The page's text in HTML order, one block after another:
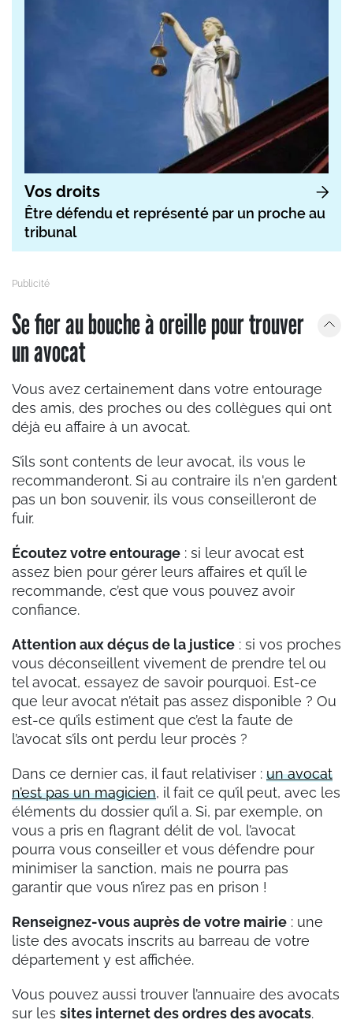
Vos droits
Être défendu et représenté par un proche au
tribunal
Se fier au bouche à oreille pour trouver
un avocat
Vous avez certainement dans votre entourage
des amis, des proches ou des collègues qui ont
déjà eu affaire à un avocat.
S’ils sont contents de leur avocat, ils vous le
recommanderont. Si au contraire ils n'en gardent
pas un bon souvenir, ils vous conseilleront de
fuir.
Écoutez votre entourage : si leur avocat est
assez bien pour gérer leurs affaires et qu’il le
recommande, c’est que vous pouvez avoir
confiance.
Attention aux déçus de la justice : si vos proches
vous déconseillent vivement de prendre tel ou
tel avocat, essayez de savoir pourquoi. Est-ce
que leur avocat n’était pas assez disponible ? Ou
est-ce qu’ils estiment que c’est la faute de
l’avocat s’ils ont perdu leur procès ?
Dans ce dernier cas, il faut relativiser : un avocat
n’est pas un magicien, il fait ce qu’il peut, avec les
éléments du dossier qu’il a. Si, par exemple, on
vous a pris en flagrant délit de vol, l’avocat
pourra vous conseiller et vous défendre pour
minimiser la sanction, mais ne pourra pas
garantir que vous n’irez pas en prison !
Renseignez-vous auprès de votre mairie : une
liste des avocats inscrits au barreau de votre
département y est affichée.
Vous pouvez aussi trouver l’annuaire des avocats
sur les sites internet des ordres des avocats.